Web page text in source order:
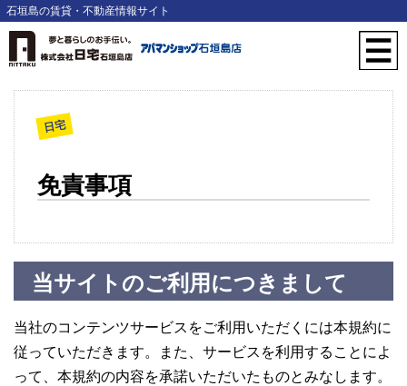
石垣島の賃貸・不動産情報サイト
日宅
免責事項
当サイトのご利用につきまして
当社のコンテンツサービスをご利用いただくには本規約に
従っていただきます。また、サービスを利用することによ
って、本規約の内容を承諾いただいたものとみなします。